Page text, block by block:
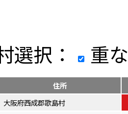
選択：
重
住所
大阪府西成郡歌島村